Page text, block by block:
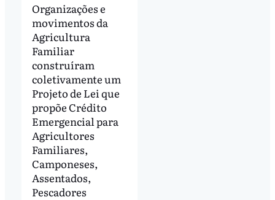
Organizações e
movimentos da
Agricultura
Familiar
construíram
coletivamente um
Projeto de Lei que
propõe Crédito
Emergencial para
Agricultores
Familiares,
Camponeses,
Assentados,
Pescadores